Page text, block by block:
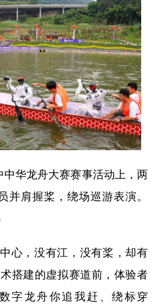
华龙舟大赛赛事活动上，两
并肩握桨，绕场巡游表演。
，没有江，没有桨，却有
搭建的虚拟赛道前，体验者
字龙舟你追我赶、绕标穿